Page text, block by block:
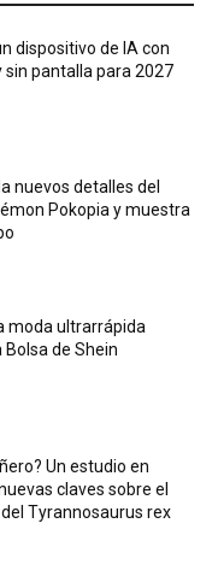
dispositivo de IA con
sin pantalla para 2027
nuevos detalles del
Pokopia y muestra
moda ultrarrápida
de Shein
Un estudio en
claves sobre el
Tyrannosaurus rex